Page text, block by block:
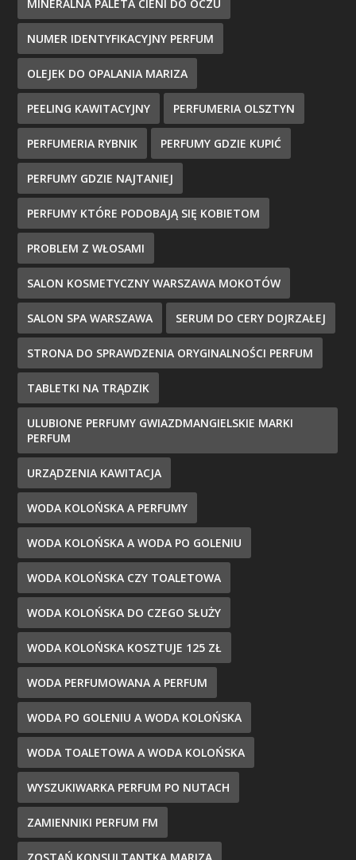
MINERALNA PALETA CIENI DO OCZU
NUMER IDENTYFIKACYJNY PERFUM
OLEJEK DO OPALANIA MARIZA
PEELING KAWITACYJNY PERFUMERIA OLSZTYN
PERFUMERIA RYBNIK PERFUMY GDZIE KUPIĆ
PERFUMY GDZIE NAJTANIEJ
PERFUMY KTÓRE PODOBAJĄ SIĘ KOBIETOM
PROBLEM Z WŁOSAMI
SALON KOSMETYCZNY WARSZAWA MOKOTÓW
SALON SPA WARSZAWA SERUM DO CERY DOJRZAŁEJ
STRONA DO SPRAWDZENIA ORYGINALNOŚCI PERFUM
TABLETKI NA TRĄDZIK
ULUBIONE PERFUMY GWIAZDMANGIELSKIE MARKI
PERFUM
URZĄDZENIA KAWITACJA
WODA KOLOŃSKA A PERFUMY
WODA KOLOŃSKA A WODA PO GOLENIU
WODA KOLOŃSKA CZY TOALETOWA
WODA KOLOŃSKA DO CZEGO SŁUŻY
WODA KOLOŃSKA KOSZTUJE 125 ZŁ
WODA PERFUMOWANA A PERFUM
WODA PO GOLENIU A WODA KOLOŃSKA
WODA TOALETOWA A WODA KOLOŃSKA
WYSZUKIWARKA PERFUM PO NUTACH
ZAMIENNIKI PERFUM FM